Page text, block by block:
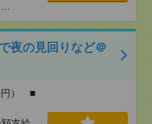
…
夜の見回りなど＠
円） ■